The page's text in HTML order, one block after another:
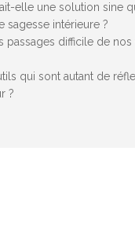
elle une solution sine
sagesse intérieure ?
passages difficile de nos
qui sont autant de
?